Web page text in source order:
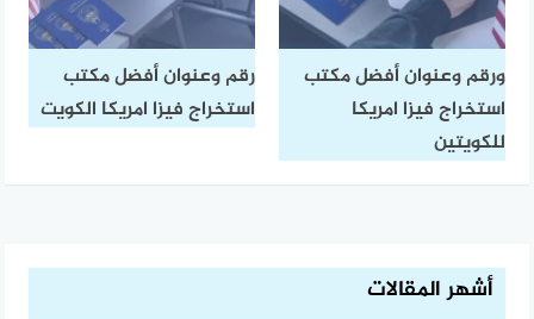
ورقم وعنوان أفضل مكتب
استخراج فيزا امريكا
للكويتين
رقم وعنوان أفضل مكتب
استخراج فيزا امريكا الكويت
أشهر المقالات